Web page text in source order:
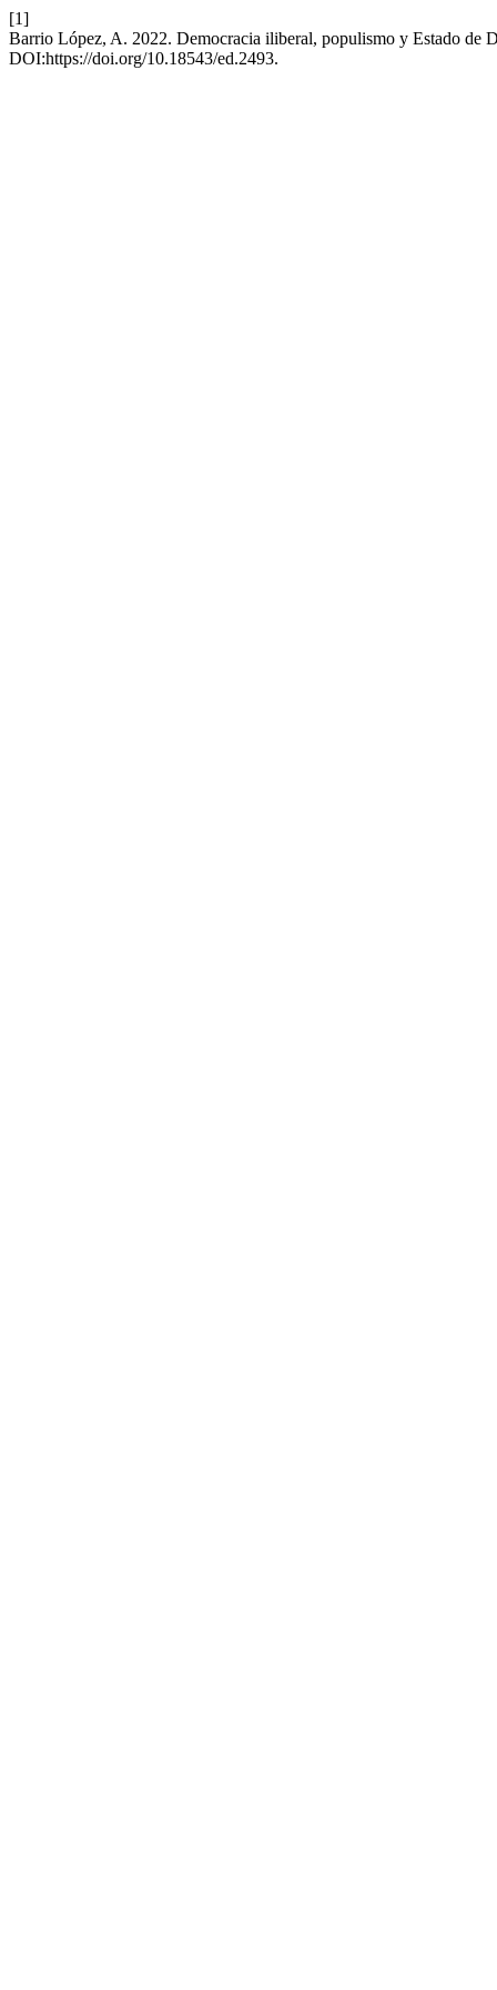
[1]
Barrio López, A. 2022. Democracia iliberal, populismo y Estado de
DOI:https://doi.org/10.18543/ed.2493.